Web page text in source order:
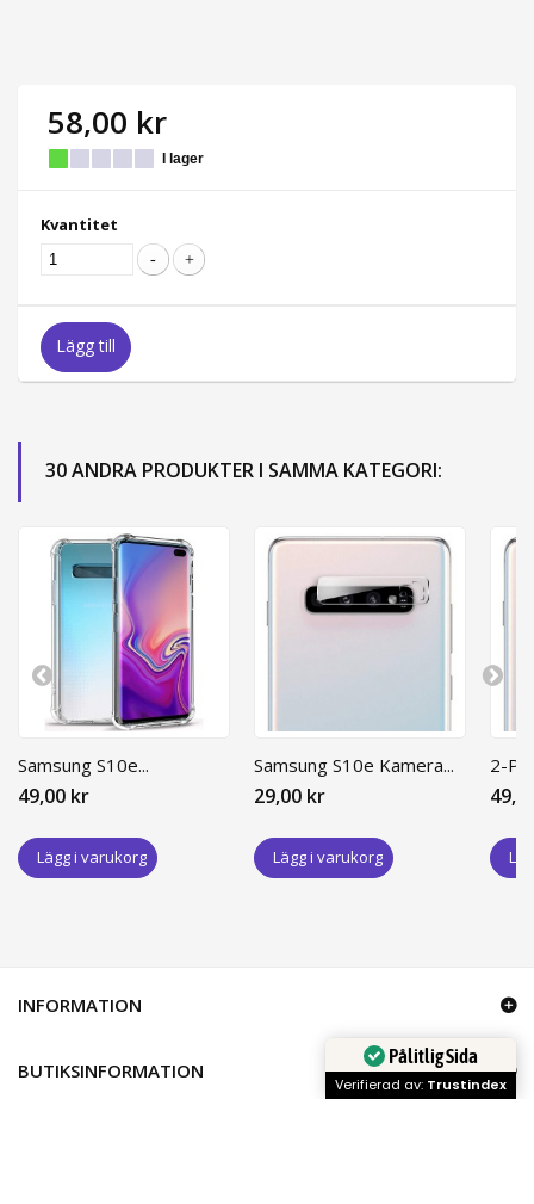
58,00 kr
I lager
Kvantitet
Lägg till
30 ANDRA PRODUKTER I SAMMA KATEGORI:
Samsung S10e...
49,00 kr
Lägg i varukorg
Samsung S10e Kamera...
29,00 kr
Lägg i varukorg
2-
INFORMATION
BUTIKSINFORMATION
Pålitlig Sida
Verifierad av: Trustindex